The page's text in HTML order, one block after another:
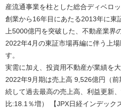
産流通事業を柱とした総合ディベロッ
創業から16年目にあたる2013年に東
上5000億円を突破した、不動産業界
2022年4月の東証市場再編に伴う上
す。
実需に加え、投資用不動産が業績を
2022年9月期は売上高 9,526億円（
続して過去最高の売上高、利益更新
比:18.1％増） 【JPX日経インデック